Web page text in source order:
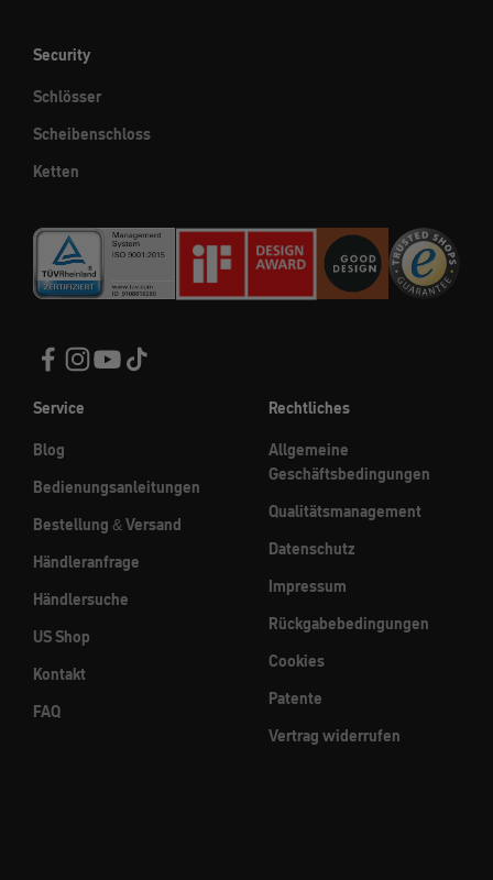
Security
Schlösser
Scheibenschloss
Ketten
Service
Blog
Bedienungsanleitungen
Bestellung & Versand
Händleranfrage
Händlersuche
US Shop
Kontakt
FAQ
Rechtliches
Allgemeine
Geschäftsbedingungen
Qualitätsmanagement
Datenschutz
Impressum
Rückgabebedingungen
Cookies
Patente
Vertrag widerrufen